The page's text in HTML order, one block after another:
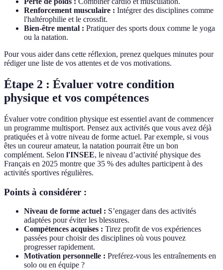
Renforcement musculaire : Intégrer des disciplines comme
l'haltérophilie et le crossfit.
Bien-être mental : Pratiquer des sports doux comme le yoga
ou la natation.
Pour vous aider dans cette réflexion, prenez quelques minutes pour
rédiger une liste de vos attentes et de vos motivations.
Étape 2 : Évaluer votre condition
physique et vos compétences
Évaluer votre condition physique est essentiel avant de commencer
un programme multisport. Pensez aux activités que vous avez déjà
pratiquées et à votre niveau de forme actuel. Par exemple, si vous
êtes un coureur amateur, la natation pourrait être un bon
complément. Selon l'INSEE, le niveau d’activité physique des
Français en 2025 montre que 35 % des adultes participent à des
activités sportives régulières.
Points à considérer :
Niveau de forme actuel : S’engager dans des activités
adaptées pour éviter les blessures.
Compétences acquises : Tirez profit de vos expériences
passées pour choisir des disciplines où vous pouvez
progresser rapidement.
Motivation personnelle : Preférez-vous les entraînements en
solo ou en équipe ?